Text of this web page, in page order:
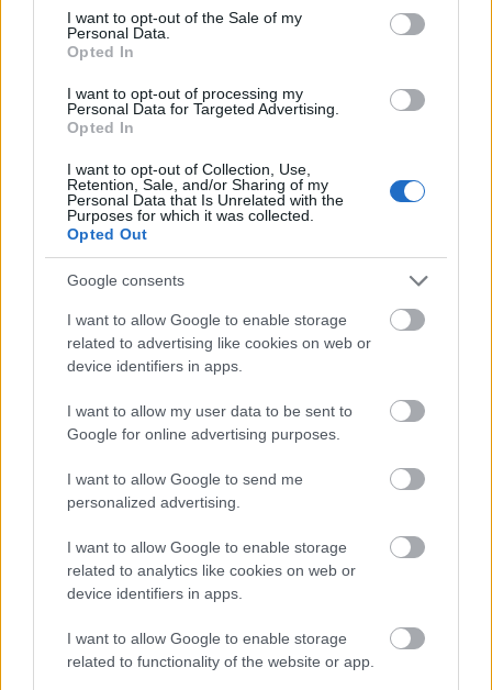
consent section.
I want to opt-out of the Sale of my
Personal Data.
Opted In
I want to opt-out of processing my
Personal Data for Targeted Advertising.
Opted In
I want to opt-out of Collection, Use,
Retention, Sale, and/or Sharing of my
Personal Data that Is Unrelated with the
Purposes for which it was collected.
Opted Out
Google consents
I want to allow Google to enable storage
related to advertising like cookies on web or
device identifiers in apps.
I want to allow my user data to be sent to
Google for online advertising purposes.
I want to allow Google to send me
personalized advertising.
I want to allow Google to enable storage
related to analytics like cookies on web or
device identifiers in apps.
I want to allow Google to enable storage
related to functionality of the website or app.
Καθαρός
Δυτικός-βορειοδυτικός
Λεπτομέρειες
Ριπή Ανέμου 3 bf
Νεφοκάλυψη 0 %
Ορατότητα 0 km
0.0 mm/hr
Είδος Υετού Δεν υπάρχει
1004 hPa
Ηλιακή ακτινοβολία 0 W/m²
Καθαρός
Αίσθηση31°Άνεμος3 bf